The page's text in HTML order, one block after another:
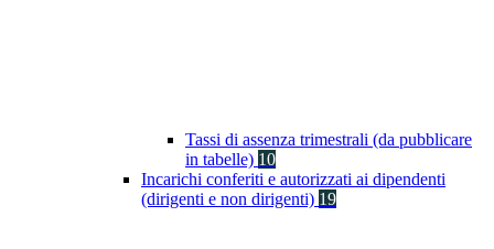
Tassi di assenza trimestrali (da pubblicare
in tabelle) 10
Incarichi conferiti e autorizzati ai dipendenti
(dirigenti e non dirigenti) 19